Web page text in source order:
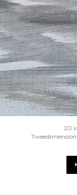
20